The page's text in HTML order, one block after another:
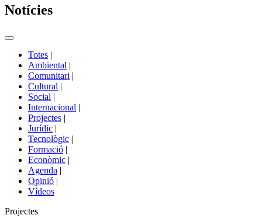
Notícies
Commutador
portals
Totes |
Ambiental |
Comunitari |
Cultural |
Social |
Internacional |
Projectes |
Jurídic |
Tecnològic |
Formació |
Econòmic |
Agenda |
Opinió |
Vídeos
Àmbit
Projectes